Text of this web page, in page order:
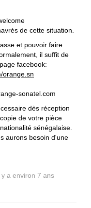
de cette situation.
et pouvoir faire
il suffit de
facebook:
orange.sn
sonatel.com
dès réception
de votre pièce
sénégalaise.
aurons besoin d'une
y a environ 7 ans